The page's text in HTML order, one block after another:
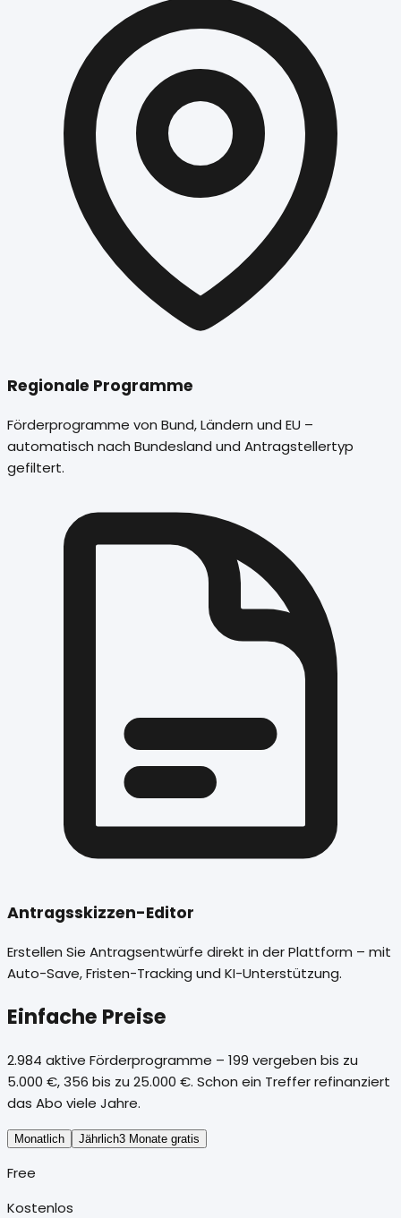
Regionale Programme
Förderprogramme von Bund, Ländern und EU –
automatisch nach Bundesland und Antragstellertyp
gefiltert.
Antragsskizzen-Editor
Erstellen Sie Antragsentwürfe direkt in der Plattform – mit
Auto-Save, Fristen-Tracking und KI-Unterstützung.
Einfache Preise
2.984 aktive Förderprogramme – 199 vergeben bis zu
5.000 €, 356 bis zu 25.000 €. Schon ein Treffer refinanziert
das Abo viele Jahre.
Monatlich Jährlich3 Monate gratis
Free
Kostenlos